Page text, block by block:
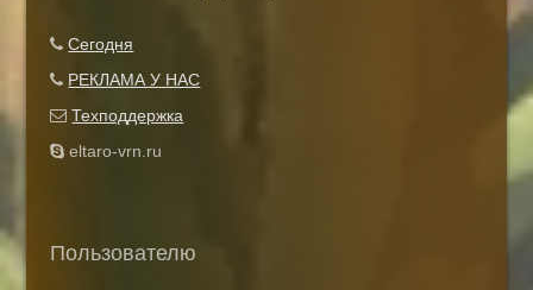
Сегодня
РЕКЛАМА У НАС
Техподдержка
eltaro-vrn.ru
Пользователю